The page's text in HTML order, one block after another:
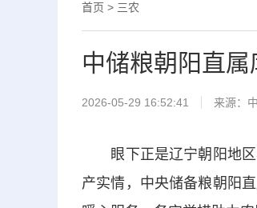
首页 > 三农
中储粮朝阳直
2026-05-29 16:52:41 来源：
眼下正是辽宁朝阳地区
产实情，中央储备粮朝阳